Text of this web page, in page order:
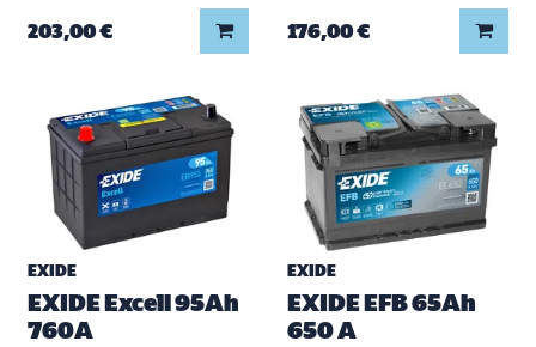
203,00 € Lisää koriin176,00 €
EXIDE
EXIDE Excell 95Ah
760A
EXIDE
EXIDE EFB 65Ah
650 A